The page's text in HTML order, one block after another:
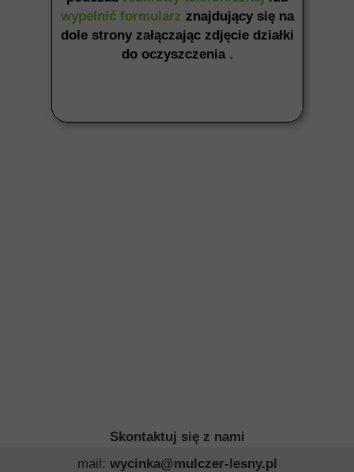
wypełnić formularz znajdujący się na
dole strony załączając zdjęcie działki
do oczyszczenia .
Skontaktuj się z nami
mail: wycinka@mulczer-lesny.pl